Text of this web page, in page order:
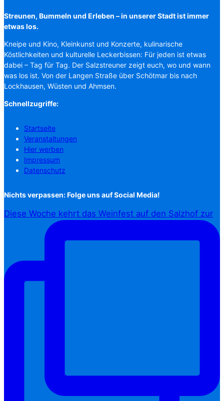
Streunen, Bummeln und Erleben – in unserer Stadt ist immer
etwas los.
Kneipe und Kino, Kleinkunst und Konzerte, kulinarische
Köstlichkeiten und kulturelle Leckerbissen: Für jeden ist etwas
dabei – Tag für Tag. Der Salzstreuner zeigt euch, wo und wann
was los ist. Von der Langen Straße über Schötmar bis nach
Lockhausen, Wüsten und Ahmsen.
Schnellzugriffe:
Startseite
Veranstaltungen
Hier werben
Impressum
Datenschutz
Nichts verpassen: Folge uns auf Social Media!
Diese Woche kehrt das Weinfest auf den Salzhof zur